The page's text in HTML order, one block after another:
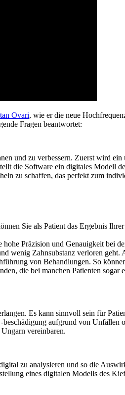
Ovari, wie er die neue
Fragen beantwortet:
und zu verbessern. Zuerst wird
die Software ein digitales Modell
zu schaffen, das perfekt zum
Sie als Patient das Ergebnis
Präzision und Genauigkeit bei
wenig Zahnsubstanz verloren geht.
von Behandlungen. So
die bei manchen Patienten sogar
Es kann sinnvoll sein für
aufgrund von
vereinbaren.
zu analysieren und so die
eines digitalen Modells des